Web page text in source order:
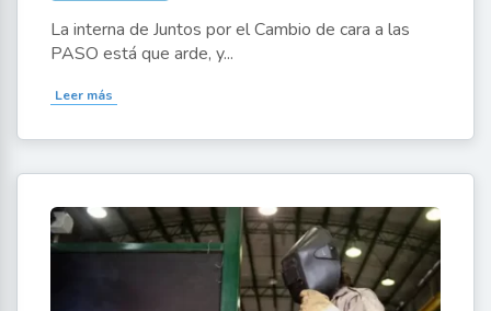
La interna de Juntos por el Cambio de cara a las
PASO está que arde, y...
Leer más